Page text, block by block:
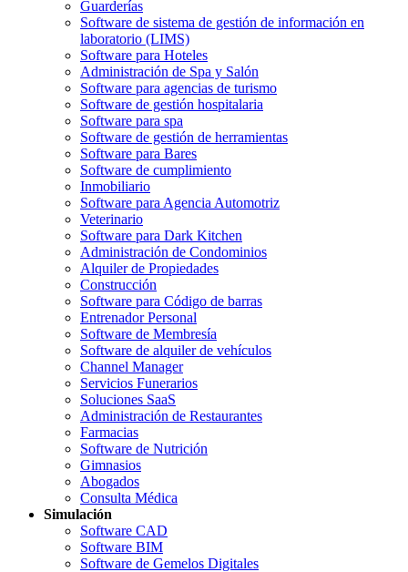
Guarderías
Software de sistema de gestión de información en
laboratorio (LIMS)
Software para Hoteles
Administración de Spa y Salón
Software para agencias de turismo
Software de gestión hospitalaria
Software para spa
Software de gestión de herramientas
Software para Bares
Software de cumplimiento
Inmobiliario
Software para Agencia Automotriz
Veterinario
Software para Dark Kitchen
Administración de Condominios
Alquiler de Propiedades
Construcción
Software para Código de barras
Entrenador Personal
Software de Membresía
Software de alquiler de vehículos
Channel Manager
Servicios Funerarios
Soluciones SaaS
Administración de Restaurantes
Farmacias
Software de Nutrición
Gimnasios
Abogados
Consulta Médica
Simulación
Software CAD
Software BIM
Software de Gemelos Digitales